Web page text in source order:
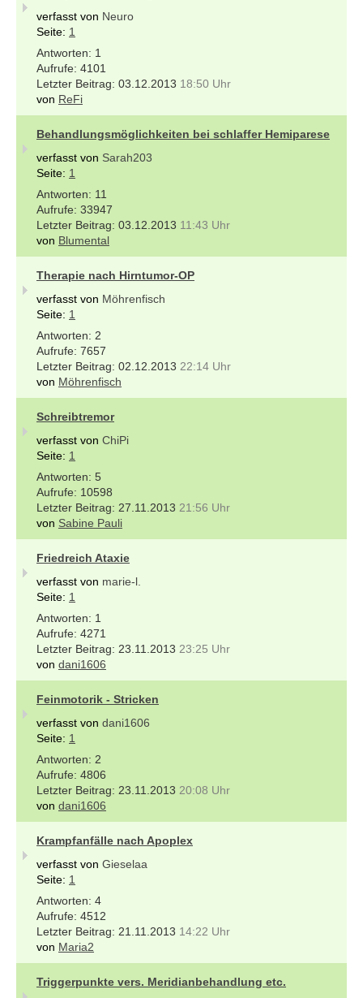
verfasst von Neuro
Seite: 1
1
4101
03.12.2013 18:50 Uhr
von ReFi
Behandlungsmöglichkeiten bei schlaffer Hemiparese
verfasst von Sarah203
Seite: 1
11
33947
03.12.2013 11:43 Uhr
von Blumental
Therapie nach Hirntumor-OP
verfasst von Möhrenfisch
Seite: 1
2
7657
02.12.2013 22:14 Uhr
von Möhrenfisch
Schreibtremor
verfasst von ChiPi
Seite: 1
5
10598
27.11.2013 21:56 Uhr
von Sabine Pauli
Friedreich Ataxie
verfasst von marie-l.
Seite: 1
1
4271
23.11.2013 23:25 Uhr
von dani1606
Feinmotorik - Stricken
verfasst von dani1606
Seite: 1
2
4806
23.11.2013 20:08 Uhr
von dani1606
Krampfanfälle nach Apoplex
verfasst von Gieselaa
Seite: 1
4
4512
21.11.2013 14:22 Uhr
von Maria2
Triggerpunkte vers. Meridianbehandlung etc.